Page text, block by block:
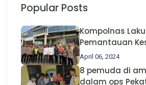
Popular Posts
Kompolnas
Pemantauan
Operasi Ketupat
Polda Jatim
Kapolri dan
April 06, 2024
8 pemuda di
dalam ops